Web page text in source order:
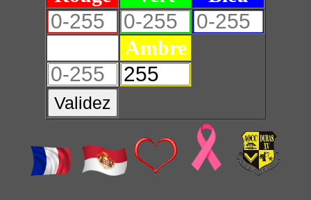
Ambre
Validez